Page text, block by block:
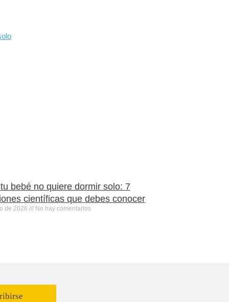
bebé no quiere dormir solo: 7
científicas que debes conocer
de 2026 No hay comentarios